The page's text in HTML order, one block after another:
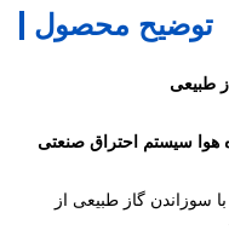
توضیح محصول
طبیعی
سیستم احتراق صنعتی
گاز طبیعی از